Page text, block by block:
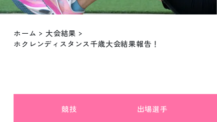
ホーム > 大会結果 >
ホクレンディスタンス千歳大会結果報告！
競技 出場選手